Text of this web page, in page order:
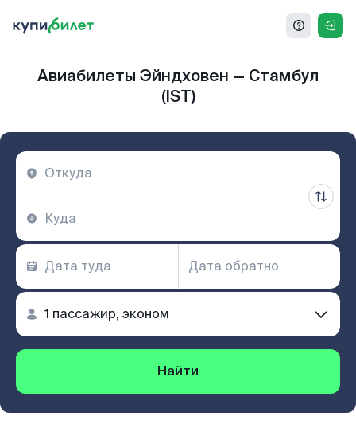
Авиабилеты Эйндховен — Стамбул
(IST)
Найти